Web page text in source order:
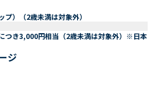
）（2歳未満は対象外）
つき3,000円相当（2歳未満は対象外）※日本
ジ